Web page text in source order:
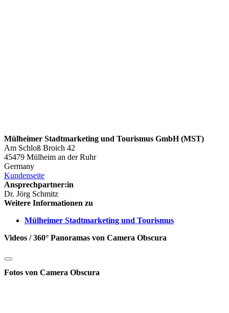
Mülheimer Stadtmarketing und Tourismus GmbH (MST)
Am Schloß Broich 42
45479 Mülheim an der Ruhr
Germany
Kundenseite
Ansprechpartner:in
Dr. Jörg Schmitz
Weitere Informationen zu
Mülheimer Stadtmarketing und Tourismus
Videos / 360° Panoramas von Camera Obscura
Fotos von Camera Obscura